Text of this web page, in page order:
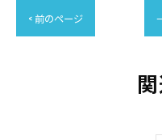
< 前のページ